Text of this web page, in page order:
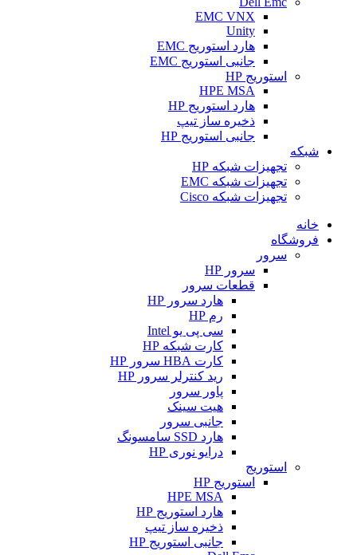
EMC VNX
Unity
هارد استوریج EMC
جانبی استوریج EMC
استوریج HP
HPE MSA
هارد استوریج HP
ذخیره ساز تیپ
جانبی استوریج HP
شبکه
تجهیزات شبکه HP
تجهیزات شبکه EMC
تجهیزات شبکه Cisco
خانه
فروشگاه
سرور
سرور HP
قطعات سرور
هارد سرور HP
رم HP
سی پی یو Intel
کارت شبکه HP
کارت HBA سرور HP
رید کنترلر سرور HP
پاور سرور
هیت سینک
جانبی سرور
هارد SSD سامسونگ
درایو نوری HP
استوریج
استوریج HP
HPE MSA
هارد استوریج HP
ذخیره ساز تیپ
جانبی استوریج HP